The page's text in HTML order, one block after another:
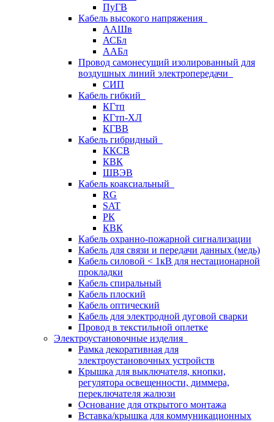
ПуГВ
Кабель высокого напряжения
ААШв
АСБл
ААБл
Провод самонесущий изолированный для
воздушных линий электропередачи
СИП
Кабель гибкий
КГтп
КГтп-ХЛ
КГВВ
Кабель гибридный
ККСВ
КВК
ШВЭВ
Кабель коаксиальный
RG
SAT
РК
КВК
Кабель охранно-пожарной сигнализации
Кабель для связи и передачи данных (медь)
Кабель силовой < 1кВ для нестационарной
прокладки
Кабель спиральный
Кабель плоский
Кабель оптический
Кабель для электродной дуговой сварки
Провод в текстильной оплетке
Электроустановочные изделия
Рамка декоративная для
электроустановочных устройств
Крышка для выключателя, кнопки,
регулятора освещенности, диммера,
переключателя жалюзи
Основание для открытого монтажа
Вставка/крышка для коммуникационных